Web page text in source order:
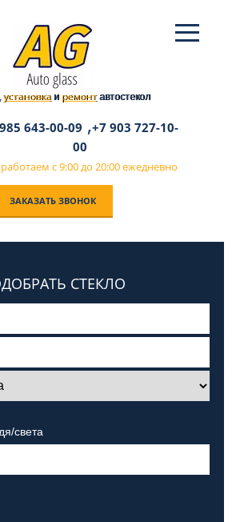
установкаи ремонтавтостекол
643-00-09 ,+7 903 727-10-
00
с 9:00 до 20:00 ежедневно
ЗАКАЗАТЬ ЗВОНОК
СТЕКЛО
света